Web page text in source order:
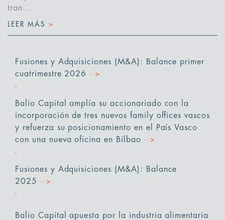
tran...
LEER MÁS >
Fusiones y Adquisiciones (M&A): Balance primer
cuatrimestre 2026 ··>
Balio Capital amplía su accionariado con la
incorporación de tres nuevos family offices vascos
y refuerza su posicionamiento en el País Vasco
con una nueva oficina en Bilbao ··>
Fusiones y Adquisiciones (M&A): Balance
2025 ··>
Balio Capital apuesta por la industria alimentaria